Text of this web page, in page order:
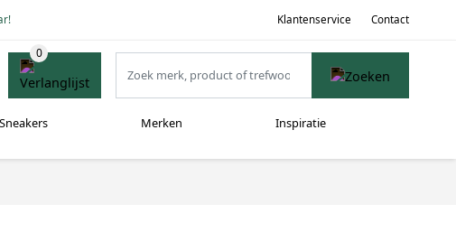
Klantenservice Contact
Sneakers Merken Inspiratie